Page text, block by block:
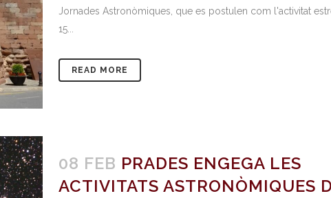
Jornades Astronòmiques, que es postulen com l'activitat
15...
READ MORE
08 FEB PRADES ENGEGA LES
ACTIVITATS ASTRONÒMIQUES